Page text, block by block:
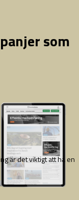
som
är det viktigt att ha en